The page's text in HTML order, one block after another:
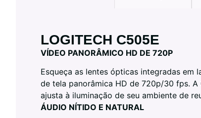
LOGITECH C505E
VÍDEO PANORÂMICO HD DE 720P
Esqueça as lentes ópticas integradas
de tela panorâmica HD de 720p/30 fps.
ajusta à iluminação de seu ambiente de
ÁUDIO NÍTIDO E NATURAL